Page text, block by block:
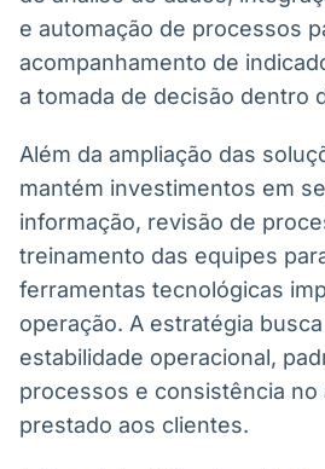
e automação de processos
acompanhamento de
a tomada de decisão dentro
Além da ampliação das
mantém investimentos em
informação, revisão de
treinamento das equipes
ferramentas tecnológicas
operação. A estratégia
estabilidade operacional,
processos e consistência no
prestado aos clientes.